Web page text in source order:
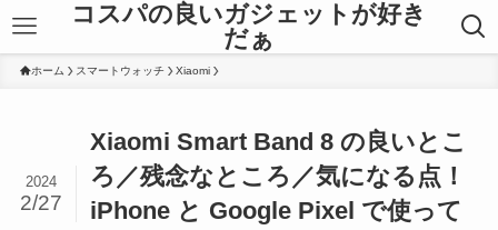
コスパの良いガジェットが好き
だぁ
ホーム スマートウォッチ Xiaomi
Xiaomi Smart Band 8 の良いとこ
ろ／残念なところ／気になる点！
iPhone と Google Pixel で使って
2024
2/27